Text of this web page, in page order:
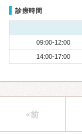
診療時間
09:00-12:00
14:00-17:00
«前